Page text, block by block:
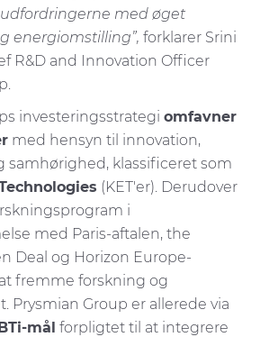
med øget
energiomstilling”, forklarer Srini
R&D and Innovation Officer
investeringsstrategi omfavner
med hensyn til innovation,
samhørighed, klassificeret som
(KET'er). Derudover
i
med Paris-aftalen, the
Deal og Horizon Europe-
fremme forskning og
Prysmian Group er allerede via
mål forpligtet til at integrere